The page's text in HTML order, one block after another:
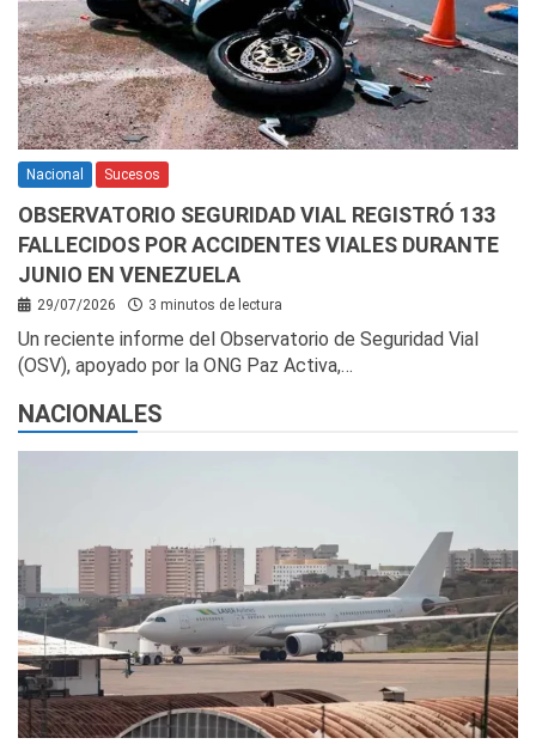
Nacional Sucesos
OBSERVATORIO SEGURIDAD VIAL REGISTRÓ 133
FALLECIDOS POR ACCIDENTES VIALES DURANTE
JUNIO EN VENEZUELA
29/07/2026 3 minutos de lectura
Un reciente informe del Observatorio de Seguridad Vial
(OSV), apoyado por la ONG Paz Activa,…
NACIONALES